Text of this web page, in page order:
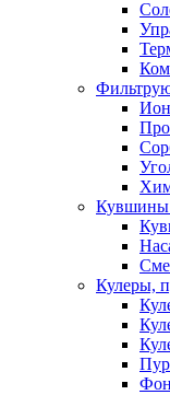
Кувшины
Кулеры,